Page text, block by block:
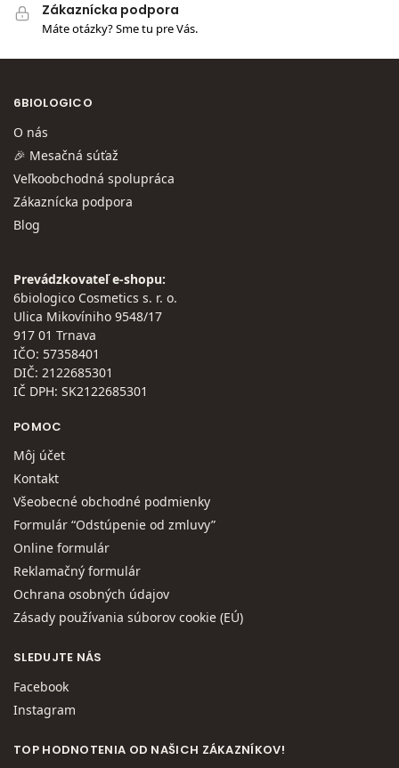
Zákaznícka podpora
Máte otázky? Sme tu pre Vás.
6BIOLOGICO
O nás
🎉 Mesačná súťaž
Veľkoobchodná spolupráca
Zákaznícka podpora
Blog
Prevádzkovateľ e-shopu:
6biologico Cosmetics s. r. o.
Ulica Mikovíniho 9548/17
917 01 Trnava
IČO: 57358401
DIČ: 2122685301
IČ DPH: SK2122685301
POMOC
Môj účet
Kontakt
Všeobecné obchodné podmienky
Formulár “Odstúpenie od zmluvy”
Online formulár
Reklamačný formulár
Ochrana osobných údajov
Zásady používania súborov cookie (EÚ)
SLEDUJTE NÁS
Facebook
Instagram
TOP HODNOTENIA OD NAŠICH ZÁKAZNÍKOV!